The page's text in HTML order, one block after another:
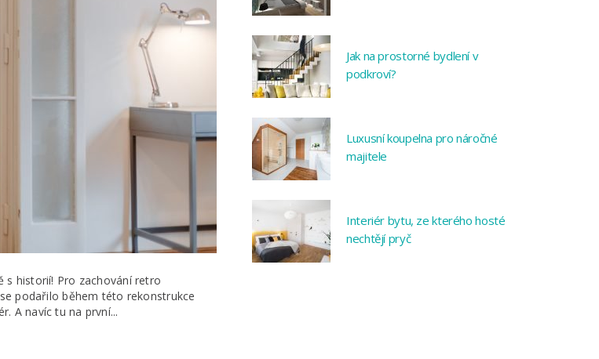
s historií! Pro zachování retro
podařilo během této rekonstrukce
A navíc tu na první...
Jak na prostorné bydlení v
podkroví?
Luxusní koupelna pro náročné
majitele
Interiér bytu, ze kterého hosté
nechtějí pryč